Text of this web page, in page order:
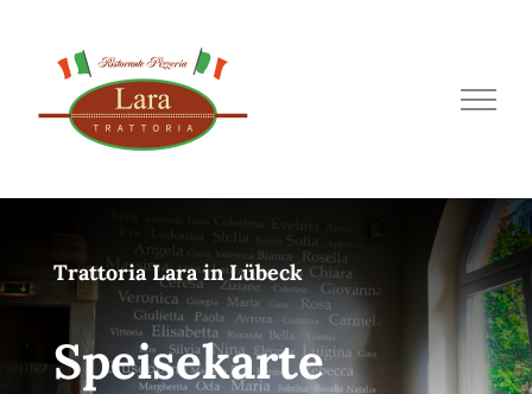
Inhalt
springen
Trattoria Lara in Lübeck
Speisekarte